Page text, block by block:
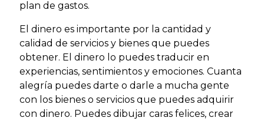
plan de gastos.
El dinero es importante por la cantidad y
calidad de servicios y bienes que puedes
obtener. El dinero lo puedes traducir en
experiencias, sentimientos y emociones. Cuanta
alegría puedes darte o darle a mucha gente
con los bienes o servicios que puedes adquirir
con dinero. Puedes dibujar caras felices, crear